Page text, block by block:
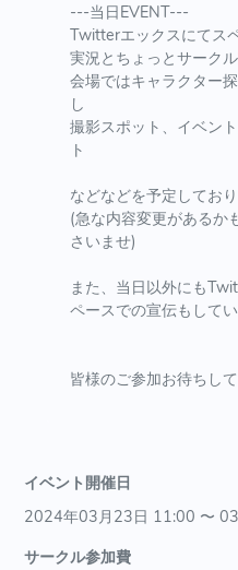
---当日EVENT---
Twitterエックスにてス
実況とちょっとサークル
会場ではキャラクター
し
撮影スポット、イベン
ト
などなどを予定してお
(急な内容変更があるか
さいませ)
また、当日以外にも
ペースでの宣伝もしてい
皆様のご参加お待ちし
イベント開催日
2024年03月23日 11:00 〜
サークル参加費